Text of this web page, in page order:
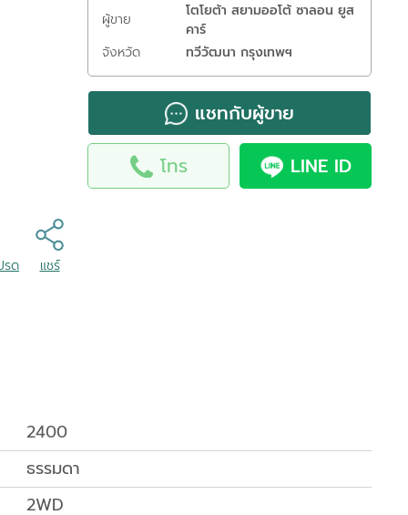
รด แชร์
ผู้ขาย
โตโยต้า สยามออโต้ ซาลอน ยูส
คาร์
จังหวัด
ทวีวัฒนา กรุงเทพฯ
แชทกับผู้ขาย
โทร
LINE ID
2400
ธรรมดา
2WD